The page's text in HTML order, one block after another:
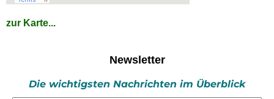
zur Karte...
Newsletter
Die wichtigsten Nachrichten im Überblick